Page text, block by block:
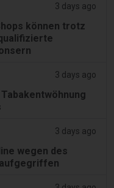
3 days ago
können trotz
3 days ago
3 days ago
wegen des
aufgegriffen